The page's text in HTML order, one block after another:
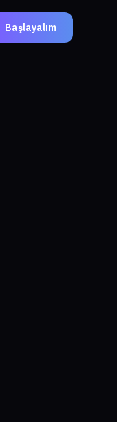
Başlayalım